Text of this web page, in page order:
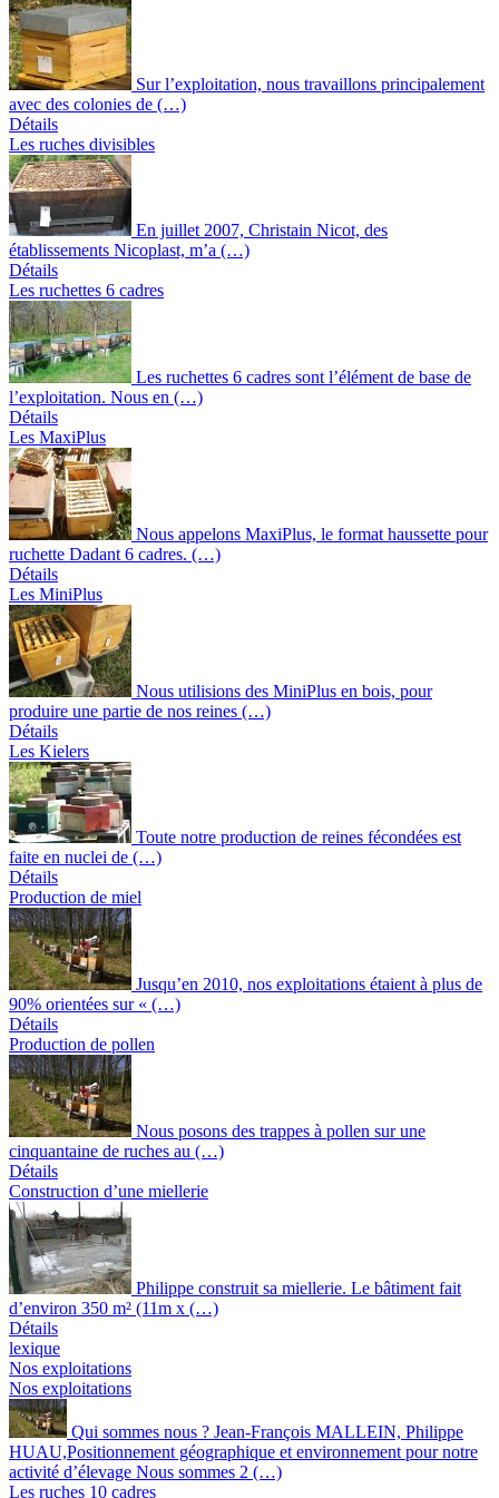
Sur l’exploitation, nous travaillons principalement
avec des colonies de (…)
Détails
Les ruches divisibles
En juillet 2007, Christain Nicot, des
établissements Nicoplast, m’a (…)
Détails
Les ruchettes 6 cadres
Les ruchettes 6 cadres sont l’élément de base de
l’exploitation. Nous en (…)
Détails
Les MaxiPlus
Nous appelons MaxiPlus, le format haussette pour
ruchette Dadant 6 cadres. (…)
Détails
Les MiniPlus
Nous utilisions des MiniPlus en bois, pour
produire une partie de nos reines (…)
Détails
Les Kielers
Toute notre production de reines fécondées est
faite en nuclei de (…)
Détails
Production de miel
Jusqu’en 2010, nos exploitations étaient à plus de
90% orientées sur « (…)
Détails
Production de pollen
Nous posons des trappes à pollen sur une
cinquantaine de ruches au (…)
Détails
Construction d’une miellerie
Philippe construit sa miellerie. Le bâtiment fait
d’environ 350 m² (11m x (…)
Détails
lexique
Nos exploitations
Nos exploitations
Qui sommes nous ? Jean-François MALLEIN, Philippe
HUAU,Positionnement géographique et environnement pour notre
activité d’élevage Nous sommes 2 (…)
Les ruches 10 cadres